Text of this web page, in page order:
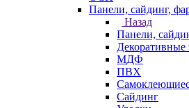
Панели, сайдинг,
Назад
Панели,
Декоративные
МДФ
ПВХ
Сайдинг